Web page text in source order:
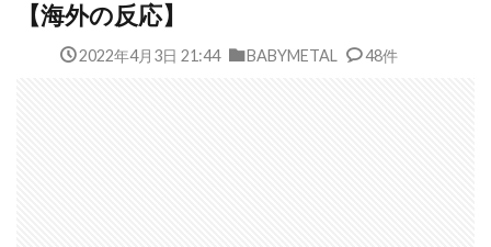
【海外の反応】
2022年4月3日 21:44 BABYMETAL 48件